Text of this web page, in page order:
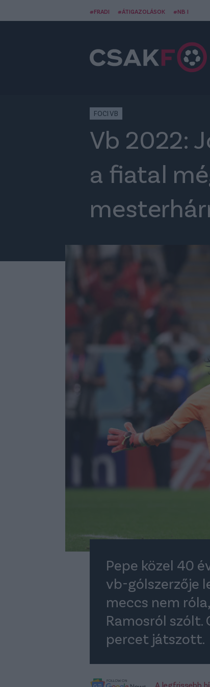
#FRADI #ÁTIGAZOLÁSOK #NB I
FOCI VB
Vb 2022:
a fiatal
Pepe közel 40
vb-gólszerzője
meccs nem
Ramosról szólt.
percet játszott.
A legfrissebb